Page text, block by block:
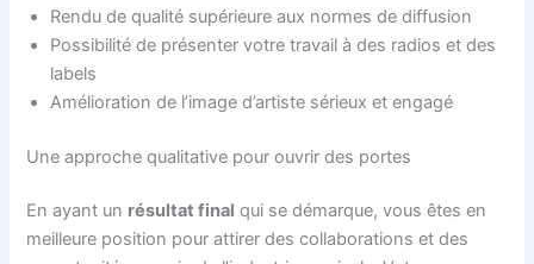
Rendu de qualité supérieure aux normes de diffusion
Possibilité de présenter votre travail à des radios et des
labels
Amélioration de l’image d’artiste sérieux et engagé
Une approche qualitative pour ouvrir des portes
En ayant un résultat final qui se démarque, vous êtes en
meilleure position pour attirer des collaborations et des